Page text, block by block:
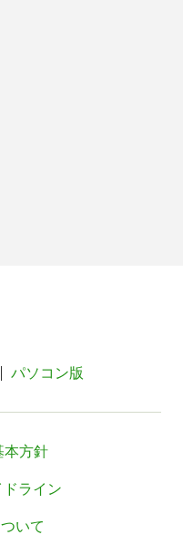
パソコン版
本方針
ライン
いて